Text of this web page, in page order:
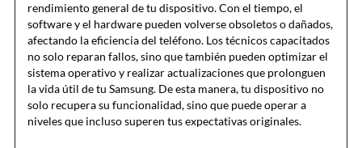
rendimiento general de tu dispositivo. Con el tiempo, el
software y el hardware pueden volverse obsoletos o dañados,
afectando la eficiencia del teléfono. Los técnicos capacitados
no solo reparan fallos, sino que también pueden optimizar el
sistema operativo y realizar actualizaciones que prolonguen
la vida útil de tu Samsung. De esta manera, tu dispositivo no
solo recupera su funcionalidad, sino que puede operar a
niveles que incluso superen tus expectativas originales.